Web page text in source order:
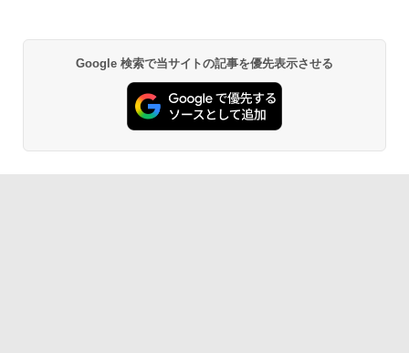
エース)
￥832
Google 検索で当サイトの記事を優先表示させる